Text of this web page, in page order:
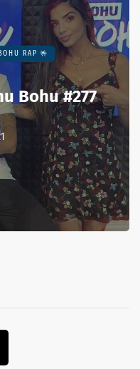
RAP 🤟
Bohu #277